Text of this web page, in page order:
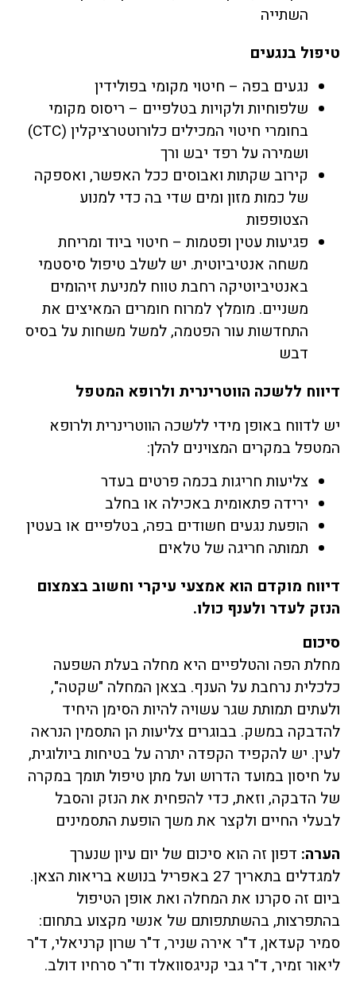
השתייה
טיפול בנגעים
נגעים בפה – חיטוי מקומי בפולידין
שלפוחיות ולקויות בטלפיים – ריסוס מקומי
בחומרי חיטוי המכילים כלורוטטרציקלין (CTC)
ושמירה על רפד יבש ורך
קירוב שקתות ואבוסים ככל האפשר, ואספקה
של כמות מזון ומים שדי בה כדי למנוע
הצטופפות
פגיעות עטין ופטמות – חיטוי ביוד ומריחת
משחה אנטיביוטית. יש לשלב טיפול סיסטמי
באנטיביוטיקה רחבת טווח למניעת זיהומים
משניים. מומלץ למרוח חומרים המאיצים את
התחדשות עור הפטמה, למשל משחות על בסיס
דבש
דיווח ללשכה הווטרינרית ולרופא המטפל
יש לדווח באופן מידי ללשכה הווטרינרית ולרופא
המטפל במקרים המצוינים להלן:
צליעות חריגות בכמה פרטים בעדר
ירידה פתאומית באכילה או בחלב
הופעת נגעים חשודים בפה, בטלפיים או בעטין
תמותה חריגה של טלאים
דיווח מוקדם הוא אמצעי עיקרי וחשוב בצמצום
הנזק לעדר ולענף כולו.
סיכום
מחלת הפה והטלפיים היא מחלה בעלת השפעה
כלכלית נרחבת על הענף. בצאן המחלה "שקטה",
ולעתים תמותת שגר עשויה להיות הסימן היחיד
להדבקה במשק. בבוגרים צליעות הן התסמין הנראה
לעין. יש להקפיד הקפדה יתרה על בטיחות ביולוגית,
על חיסון במועד הדרוש ועל מתן טיפול תומך במקרה
של הדבקה, וזאת, כדי להפחית את הנזק והסבל
לבעלי החיים ולקצר את משך הופעת התסמינים
הערה: דפון זה הוא סיכום של יום עיון שנערך
למגדלים בתאריך 27 באפריל בנושא בריאות הצאן.
ביום זה סקרנו את המחלה ואת אופן הטיפול
בהתפרצות, בהשתתפותם של אנשי מקצוע בתחום:
סמיר קעדאן, ד"ר אירה שניר, ד"ר שרון קרניאלי, ד"ר
ליאור זמיר, ד"ר גבי קניגסוואלד וד"ר סרחיו דולב.